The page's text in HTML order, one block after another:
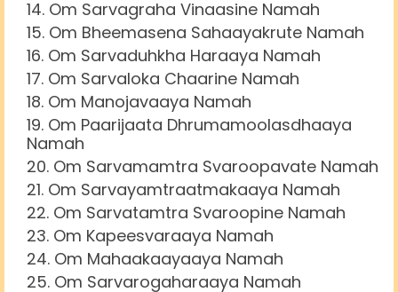
Om Sarvagraha Vinaasine Namah
Om Bheemasena Sahaayakrute Namah
Om Sarvaduhkha Haraaya Namah
Om Sarvaloka Chaarine Namah
Om Manojavaaya Namah
Om Paarijaata Dhrumamoolasdhaaya
Namah
Om Sarvamamtra Svaroopavate Namah
Om Sarvayamtraatmakaaya Namah
Om Sarvatamtra Svaroopine Namah
Om Kapeesvaraaya Namah
Om Mahaakaayaaya Namah
Om Sarvarogaharaaya Namah